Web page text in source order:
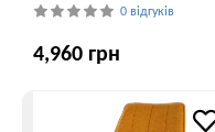
0 відгуків
4,960 грн